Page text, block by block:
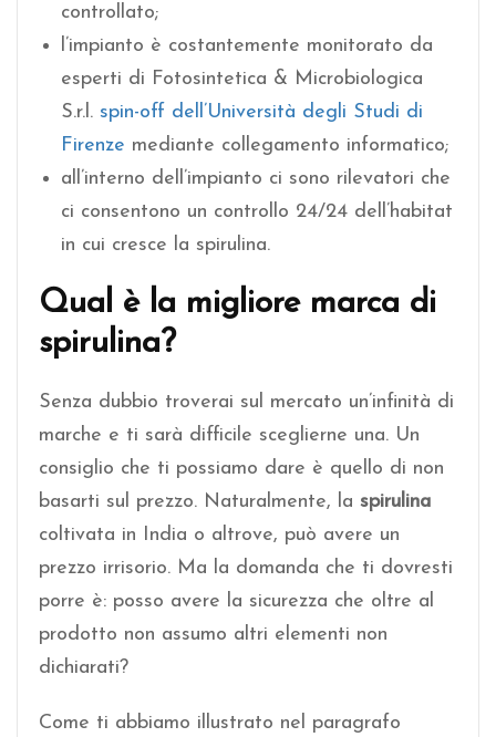
controllato;
l’impianto è costantemente monitorato da
esperti di Fotosintetica & Microbiologica
S.r.l. spin-off dell’Università degli Studi di
Firenze mediante collegamento informatico;
all’interno dell’impianto ci sono rilevatori che
ci consentono un controllo 24/24 dell’habitat
in cui cresce la spirulina.
Qual è la migliore marca di
spirulina?
Senza dubbio troverai sul mercato un’infinità di
marche e ti sarà difficile sceglierne una. Un
consiglio che ti possiamo dare è quello di non
basarti sul prezzo. Naturalmente, la spirulina
coltivata in India o altrove, può avere un
prezzo irrisorio. Ma la domanda che ti dovresti
porre è: posso avere la sicurezza che oltre al
prodotto non assumo altri elementi non
dichiarati?
Come ti abbiamo illustrato nel paragrafo